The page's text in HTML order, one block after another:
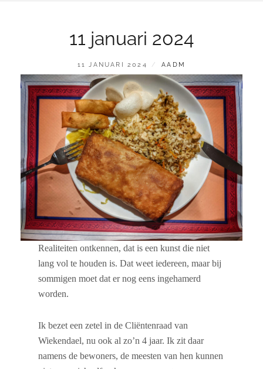
11 januari 2024
GEPLAATST
OP
11 JANUARI 2024 BY
AADM
Realiteiten ontkennen, dat is een kunst die niet
lang vol te houden is. Dat weet iedereen, maar bij
sommigen moet dat er nog eens ingehamerd
worden.
Ik bezet een zetel in de Cliëntenraad van
Wiekendael, nu ook al zo’n 4 jaar. Ik zit daar
namens de bewoners, de meesten van hen kunnen